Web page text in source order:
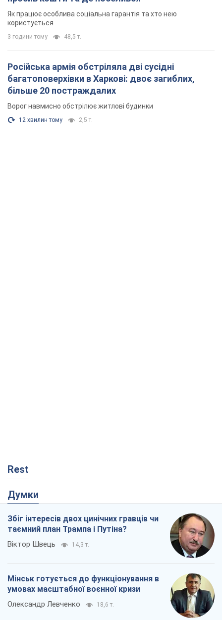
Як працює особлива соціальна гарантія та хто нею
користується
3 години тому 48,5 т.
Російська армія обстріляла дві сусідні
багатоповерхівки в Харкові: двоє загиблих,
більше 20 постраждалих
Ворог навмисно обстрілює житлові будинки
12 хвилин тому 2,5 т.
Rest
Думки
Збіг інтересів двох цинічних гравців чи
таємний план Трампа і Путіна?
Віктор Швець 14,3 т.
Мінськ готується до функціонування в
умовах масштабної воєнної кризи
Олександр Левченко 18,6 т.